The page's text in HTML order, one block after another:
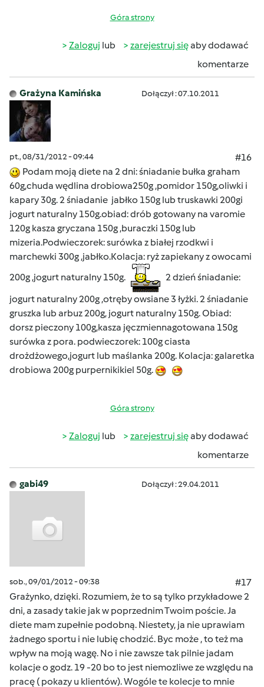
Góra strony
Zaloguj lub zarejestruj sięaby dodawać
komentarze
Grażyna Kamińska Dołączył : 07.10.2011
pt., 08/31/2012 - 09:44
#16
Podam moją diete na 2 dni: śniadanie bułka graham
60g,chuda wędlina drobiowa250g ,pomidor 150g,oliwki i
kapary 30g. 2 śniadanie jabłko 150g lub truskawki 200gi
jogurt naturalny 150g.obiad: drób gotowany na varomie
120g kasza gryczana 150g ,buraczki 150g lub
mizeria.Podwieczorek: surówka z białej rzodkwi i
marchewki 300g ,jabłko.Kolacja: ryż zapiekany z owocami
200g ,jogurt naturalny 150g.
2 dzień śniadanie:
jogurt naturalny 200g ,otręby owsiane 3 łyżki. 2 śniadanie
gruszka lub arbuz 200g, jogurt naturalny 150g. Obiad:
dorsz pieczony 100g,kasza jęczmiennagotowana 150g
surówka z pora. podwieczorek: 100g ciasta
drożdżowego,jogurt lub maślanka 200g. Kolacja: galaretka
drobiowa 200g purpernikikiel 50g.
Góra strony
Zaloguj lub zarejestruj sięaby dodawać
komentarze
gabi49 Dołączył : 29.04.2011
sob., 09/01/2012 - 09:38
#17
Grażynko, dzięki. Rozumiem, że to są tylko przykładowe 2
dni, a zasady takie jak w poprzednim Twoim poście. Ja
diete mam zupełnie podobną. Niestety, ja nie uprawiam
żadnego sportu i nie lubię chodzić. Byc może , to też ma
wpływ na moją wagę. No i nie zawsze tak pilnie jadam
kolacje o godz. 19 -20 bo to jest niemozliwe ze względu na
pracę ( pokazy u klientów). Wogóle te kolecje to mnie